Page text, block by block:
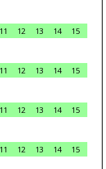
11 12 13 14
15
11 12 13 14
15
11 12 13 14
15
11 12 13 14
15